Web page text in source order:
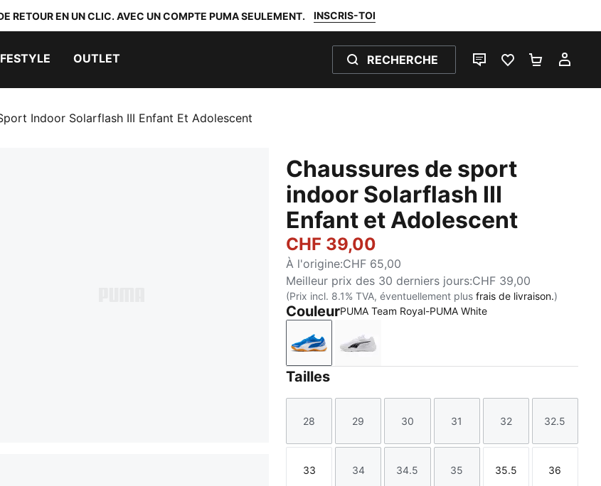
RETOUR EN UN CLIC. AVEC UN COMPTE PUMA SEULEMENT. INSCRIS-TOI
OUTLET RECHERCHE
LIVE CHATFAVORIS 0PANIER 0
Indoor Solarflash III Enfant Et Adolescent
Chaussures de sport
indoor Solarflash III
Enfant et Adolescent
CHF 39,00
À l'origine:CHF 65,00
Meilleur prix des 30 derniers jours:CHF 39,00
(Prix incl. 8.1% TVA, éventuellement plusfrais de livraison.)
CouleurPUMA Team Royal-PUMA White
PUMA Team Royal-PUMA White
PUMA White-PUMA Black
Tailles
Taille
28
Taille
29
Taille
30
Taille
31
Taille
32
Taille
32.5
Taille
33
Taille
34
Taille
34.5
Taille
35
Taille
35.5
Taille
36